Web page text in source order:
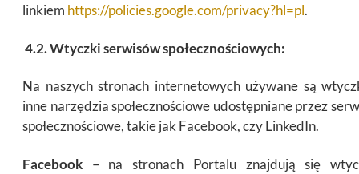
linkiem https://policies.google.com/privacy?hl=pl.
4.2. Wtyczki serwisów społecznościowych:
Na naszych stronach internetowych używane są
inne narzędzia społecznościowe udostępniane przez
społecznościowe, takie jak Facebook, czy LinkedIn.
Facebook– na stronach Portalu znajdują się